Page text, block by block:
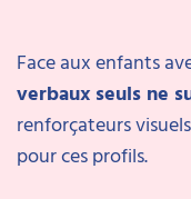
Face aux enfants
verbaux seuls ne
renforçateurs
pour ces profils.